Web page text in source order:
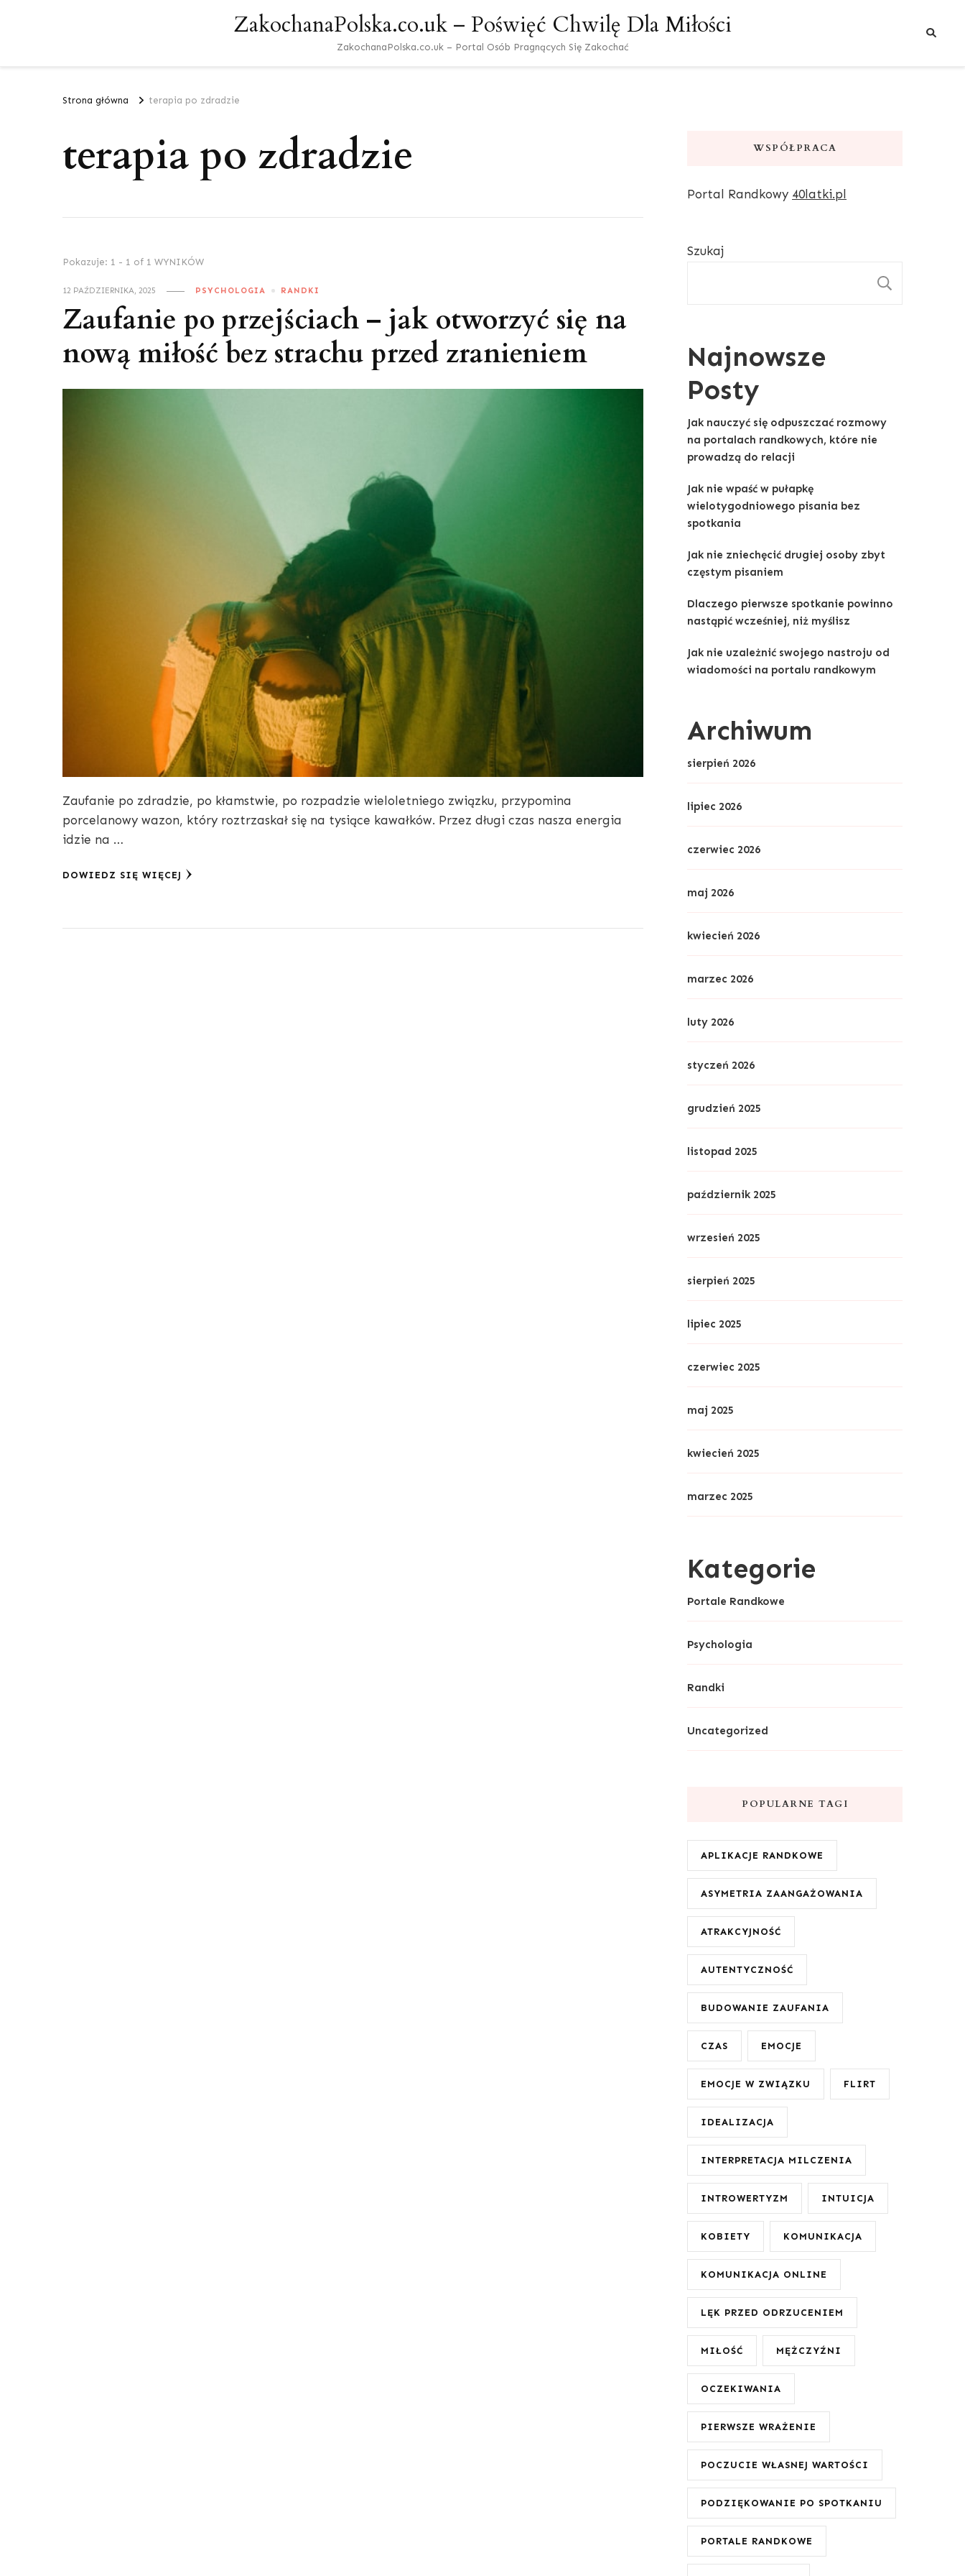
ZakochanaPolska.co.uk – Poświęć Chwilę Dla Miłości
ZakochanaPolska.co.uk – Portal Osób Pragnących Się Zakochać
Strona główna terapia po zdradzie
terapia po zdradzie
Pokazuje: 1 - 1 of 1 WYNIKÓW
12 PAŹDZIERNIKA, 2025 PSYCHOLOGIA RANDKI
Zaufanie po przejściach – jak otworzyć się na
nową miłość bez strachu przed zranieniem
Zaufanie po zdradzie, po kłamstwie, po rozpadzie wieloletniego związku, przypomina
porcelanowy wazon, który roztrzaskał się na tysiące kawałków. Przez długi czas nasza energia
idzie na …
DOWIEDZ SIĘ WIĘCEJ
WSPÓŁPRACA
Portal Randkowy 40latki.pl
Szukaj
Najnowsze
Posty
Jak nauczyć się odpuszczać rozmowy
na portalach randkowych, które nie
prowadzą do relacji
Jak nie wpaść w pułapkę
wielotygodniowego pisania bez
spotkania
Jak nie zniechęcić drugiej osoby zbyt
częstym pisaniem
Dlaczego pierwsze spotkanie powinno
nastąpić wcześniej, niż myślisz
Jak nie uzależnić swojego nastroju od
wiadomości na portalu randkowym
Archiwum
sierpień 2026
lipiec 2026
czerwiec 2026
maj 2026
kwiecień 2026
marzec 2026
luty 2026
styczeń 2026
grudzień 2025
listopad 2025
październik 2025
wrzesień 2025
sierpień 2025
lipiec 2025
czerwiec 2025
maj 2025
kwiecień 2025
marzec 2025
Kategorie
Portale Randkowe
Psychologia
Randki
Uncategorized
POPULARNE TAGI
APLIKACJE RANDKOWE
ASYMETRIA ZAANGAŻOWANIA
ATRAKCYJNOŚĆ
AUTENTYCZNOŚĆ
BUDOWANIE ZAUFANIA
CZAS EMOCJE
EMOCJE W ZWIĄZKU FLIRT
IDEALIZACJA
INTERPRETACJA MILCZENIA
INTROWERTYZM INTUICJA
KOBIETY KOMUNIKACJA
KOMUNIKACJA ONLINE
LĘK PRZED ODRZUCENIEM
MIŁOŚĆ MĘŻCZYŹNI
OCZEKIWANIA
PIERWSZE WRAŻENIE
POCZUCIE WŁASNEJ WARTOŚCI
PODZIĘKOWANIE PO SPOTKANIU
PORTALE RANDKOWE